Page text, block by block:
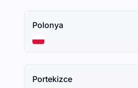
Polonya
Portekizce